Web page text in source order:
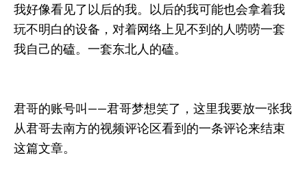
我好像看见了以后的我。以后的我可能也会拿着我
玩不明白的设备，对着网络上见不到的人唠唠一套
我自己的磕。一套东北人的磕。
君哥的账号叫——君哥梦想笑了，这里我要放一张我
从君哥去南方的视频评论区看到的一条评论来结束
这篇文章。